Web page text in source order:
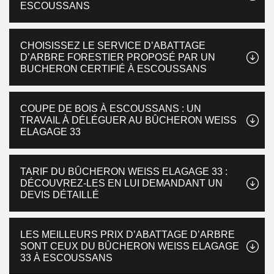
ESCOUSSANS
CHOISISSEZ LE SERVICE D’ABATTAGE
D’ARBRE FORESTIER PROPOSÉ PAR UN
BUCHERON CERTIFIÉ À ESCOUSSANS
COUPE DE BOIS À ESCOUSSANS : UN
TRAVAIL À DÉLÉGUER AU BÛCHERON WEISS
ELAGAGE 33
TARIF DU BÛCHERON WEISS ELAGAGE 33 :
DÉCOUVREZ-LES EN LUI DEMANDANT UN
DEVIS DÉTAILLÉ
LES MEILLEURS PRIX D’ABATTAGE D’ARBRE
SONT CEUX DU BÛCHERON WEISS ELAGAGE
33 À ESCOUSSANS